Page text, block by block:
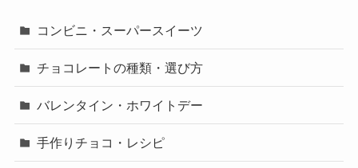
コンビニ・スーパースイーツ
チョコレートの種類・選び方
バレンタイン・ホワイトデー
手作りチョコ・レシピ